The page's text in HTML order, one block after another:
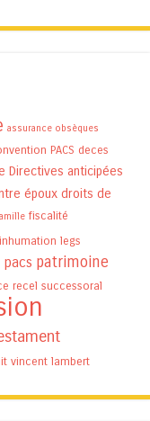
assurance obsèques
PACS deces
Directives anticipées
époux droits de
fiscalité
inhumation legs
pacs patrimoine
recel successoral
vincent lambert